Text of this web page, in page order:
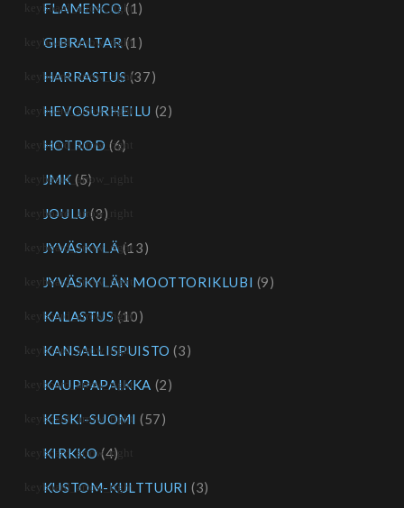
FLAMENCO (1)
GIBRALTAR (1)
HARRASTUS (37)
HEVOSURHEILU (2)
HOTROD (6)
JMK (5)
JOULU (3)
JYVÄSKYLÄ(13)
JYVÄSKYLÄN MOOTTORIKLUBI (9)
KALASTUS (10)
KANSALLISPUISTO (3)
KAUPPAPAIKKA (2)
KESKI-SUOMI (57)
KIRKKO (4)
KUSTOM-KULTTUURI (3)